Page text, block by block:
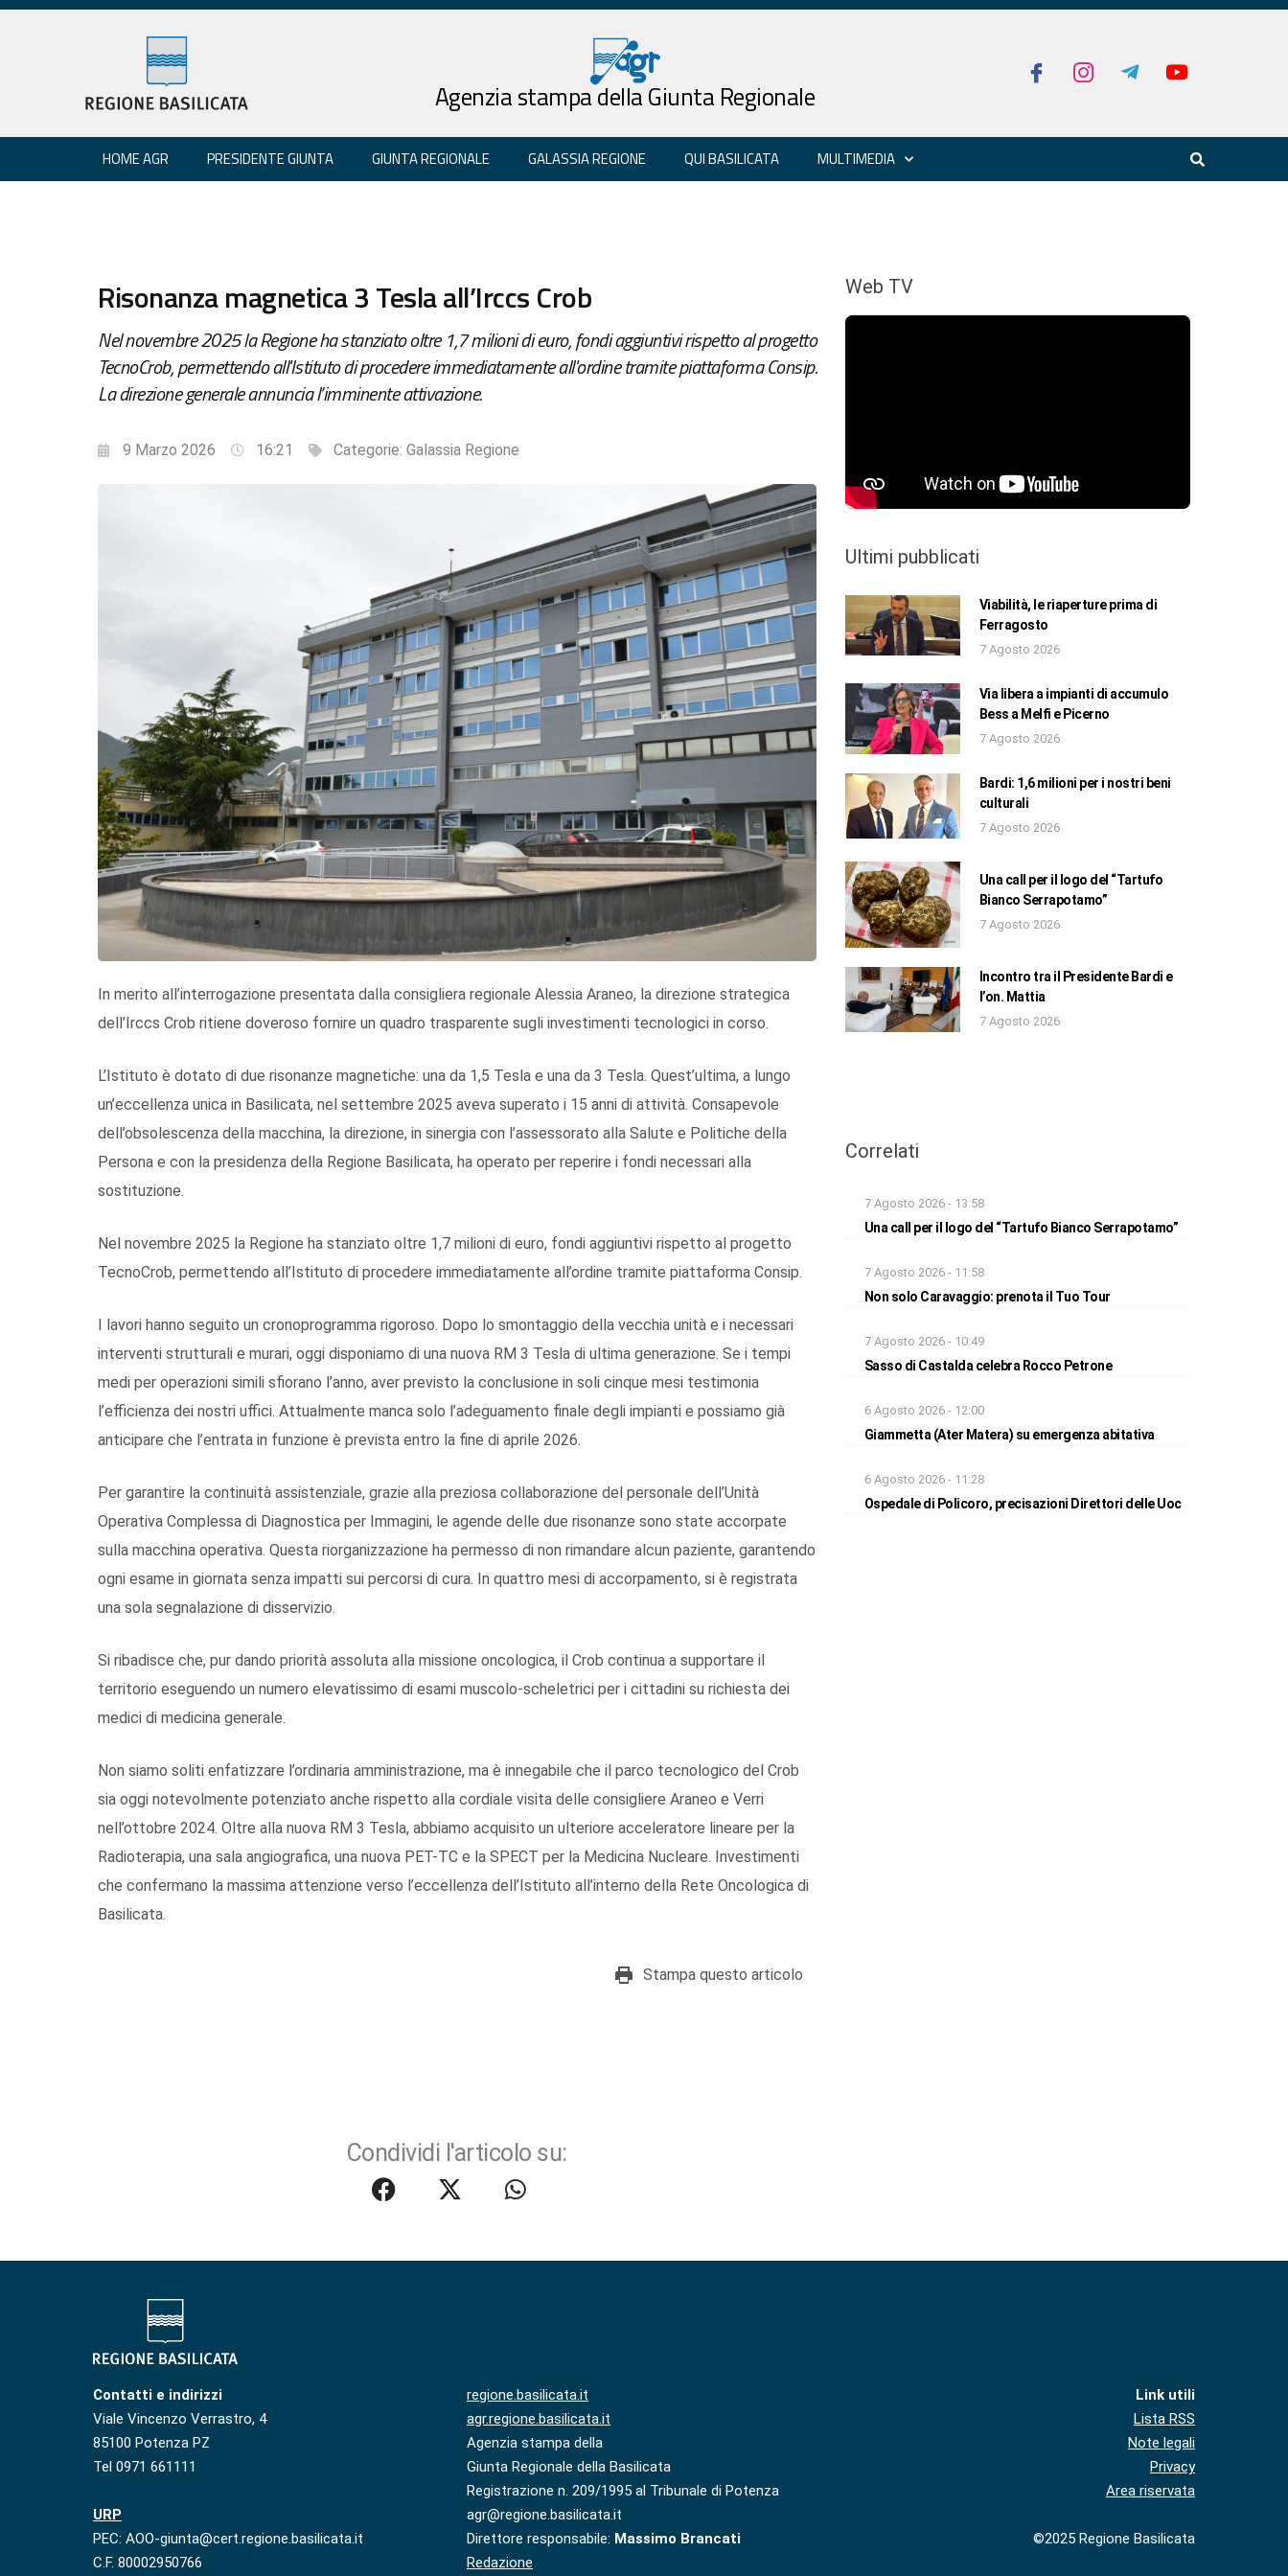
Agenzia stampa della Giunta Regionale
HOME AGR PRESIDENTE GIUNTA GIUNTA REGIONALE GALASSIA REGIONE QUI BASILICATA MULTIMEDIA
Risonanza magnetica 3 Tesla all’Irccs Crob
Nel novembre 2025 la Regione ha stanziato oltre 1,7 milioni di euro, fondi aggiuntivi rispetto al progetto
TecnoCrob, permettendo all'Istituto di procedere immediatamente all'ordine tramite piattaforma Consip.
La direzione generale annuncia l’imminente attivazione.
9 Marzo 2026 16:21 Categorie: Galassia Regione
In merito all’interrogazione presentata dalla consigliera regionale Alessia Araneo, la direzione strategica
dell’Irccs Crob ritiene doveroso fornire un quadro trasparente sugli investimenti tecnologici in corso.
L’Istituto è dotato di due risonanze magnetiche: una da 1,5 Tesla e una da 3 Tesla. Quest’ultima, a lungo
un’eccellenza unica in Basilicata, nel settembre 2025 aveva superato i 15 anni di attività. Consapevole
dell’obsolescenza della macchina, la direzione, in sinergia con l’assessorato alla Salute e Politiche della
Persona e con la presidenza della Regione Basilicata, ha operato per reperire i fondi necessari alla
sostituzione.
Nel novembre 2025 la Regione ha stanziato oltre 1,7 milioni di euro, fondi aggiuntivi rispetto al progetto
TecnoCrob, permettendo all’Istituto di procedere immediatamente all’ordine tramite piattaforma Consip.
I lavori hanno seguito un cronoprogramma rigoroso. Dopo lo smontaggio della vecchia unità e i necessari
interventi strutturali e murari, oggi disponiamo di una nuova RM 3 Tesla di ultima generazione. Se i tempi
medi per operazioni simili sfiorano l’anno, aver previsto la conclusione in soli cinque mesi testimonia
l’efficienza dei nostri uffici. Attualmente manca solo l’adeguamento finale degli impianti e possiamo già
anticipare che l’entrata in funzione è prevista entro la fine di aprile 2026.
Per garantire la continuità assistenziale, grazie alla preziosa collaborazione del personale dell’Unità
Operativa Complessa di Diagnostica per Immagini, le agende delle due risonanze sono state accorpate
sulla macchina operativa. Questa riorganizzazione ha permesso di non rimandare alcun paziente, garantendo
ogni esame in giornata senza impatti sui percorsi di cura. In quattro mesi di accorpamento, si è registrata
una sola segnalazione di disservizio.
Si ribadisce che, pur dando priorità assoluta alla missione oncologica, il Crob continua a supportare il
territorio eseguendo un numero elevatissimo di esami muscolo-scheletrici per i cittadini su richiesta dei
medici di medicina generale.
Non siamo soliti enfatizzare l’ordinaria amministrazione, ma è innegabile che il parco tecnologico del Crob
sia oggi notevolmente potenziato anche rispetto alla cordiale visita delle consigliere Araneo e Verri
nell’ottobre 2024. Oltre alla nuova RM 3 Tesla, abbiamo acquisito un ulteriore acceleratore lineare per la
Radioterapia, una sala angiografica, una nuova PET-TC e la SPECT per la Medicina Nucleare. Investimenti
che confermano la massima attenzione verso l’eccellenza dell’Istituto all’interno della Rete Oncologica di
Basilicata.
Stampa questo articolo
Condividi l'articolo su:
Web TV
Ultimi pubblicati
Viabilità, le riaperture prima di
Ferragosto
7 Agosto 2026
Via libera a impianti di accumulo
Bess a Melfi e Picerno
7 Agosto 2026
Bardi: 1,6 milioni per i nostri beni
culturali
7 Agosto 2026
Una call per il logo del “Tartufo
Bianco Serrapotamo”
7 Agosto 2026
Incontro tra il Presidente Bardi e
l’on. Mattia
7 Agosto 2026
Correlati
7 Agosto 2026 - 13:58
Una call per il logo del “Tartufo Bianco Serrapotamo”
7 Agosto 2026 - 11:58
Non solo Caravaggio: prenota il Tuo Tour
7 Agosto 2026 - 10:49
Sasso di Castalda celebra Rocco Petrone
6 Agosto 2026 - 12:00
Giammetta (Ater Matera) su emergenza abitativa
6 Agosto 2026 - 11:28
Ospedale di Policoro, precisazioni Direttori delle Uoc
Contatti e indirizzi
Viale Vincenzo Verrastro, 4
85100 Potenza PZ
Tel 0971 661111
URP
PEC: AOO-giunta@cert.regione.basilicata.it
C.F. 80002950766
regione.basilicata.it
agr.regione.basilicata.it
Agenzia stampa della
Giunta Regionale della Basilicata
Registrazione n. 209/1995 al Tribunale di Potenza
agr@regione.basilicata.it
Direttore responsabile: Massimo Brancati
Redazione
Link utili
Lista RSS
Note legali
Privacy
Area riservata
©2025 Regione Basilicata